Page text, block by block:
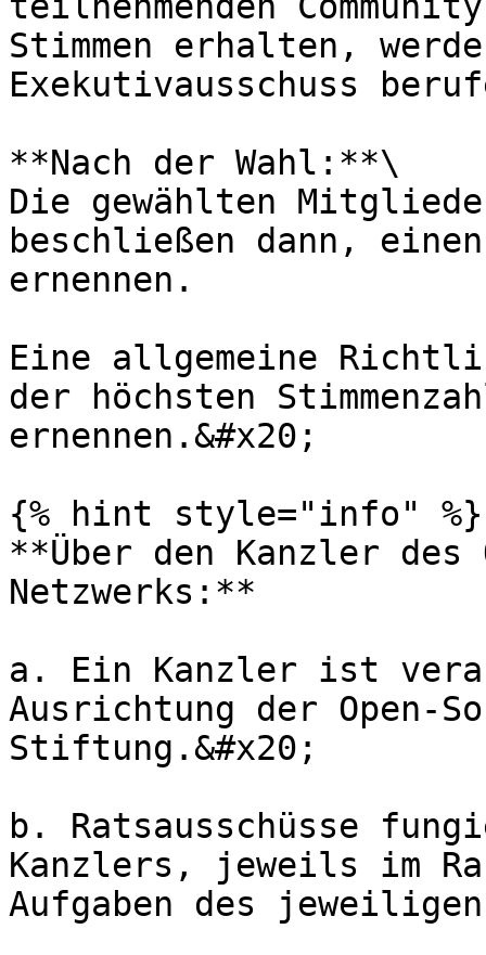
Stimmen erhalten,
Exekutivausschuss
**Nach der Wahl:**\
Die gewählten
beschließen dann,
ernennen.
Eine allgemeine
der höchsten
ernennen.&#x20;
{% hint style="info" %}
**Über den Kanzler des
Netzwerks:**
a. Ein Kanzler ist
Ausrichtung der Open-
Stiftung.&#x20;
b. Rats­ausschüsse
Kanzlers, jeweils im
Aufgaben des